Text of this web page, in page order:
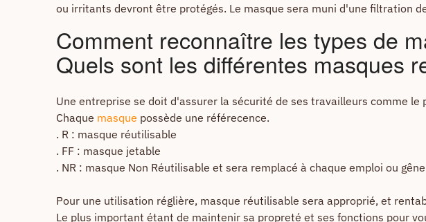
ou irritants devront être protégés. Le masque sera muni d'une filtration
Comment reconnaître les types de
Quels sont les différentes masques
Une entreprise se doit d'assurer la sécurité de ses travailleurs comme
Chaque masque possède une référecence.
. R : masque réutilisable
. FF : masque jetable
. NR : masque Non Réutilisable et sera remplacé à chaque emploi ou gêne
Pour une utilisation réglière, masque réutilisable sera approprié, et
Le plus important étant de maintenir sa propreté et ses fonctions pour